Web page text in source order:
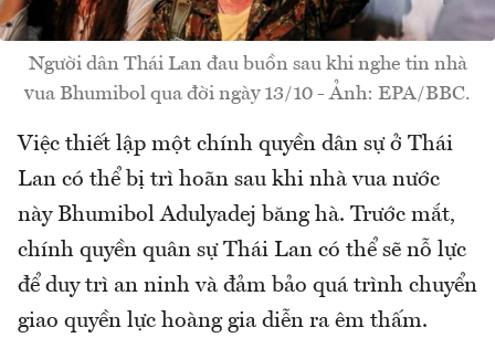
Người dân Thái Lan đau buồn sau khi nghe tin nhà
vua Bhumibol qua đời ngày 13/10 - Ảnh: EPA/BBC.
Việc thiết lập một chính quyền dân sự ở Thái
Lan có thể bị trì hoãn sau khi nhà vua nước
này Bhumibol Adulyadej băng hà. Trước mắt,
chính quyền quân sự Thái Lan có thể sẽ nỗ lực
để duy trì an ninh và đảm bảo quá trình chuyển
giao quyền lực hoàng gia diễn ra êm thấm.